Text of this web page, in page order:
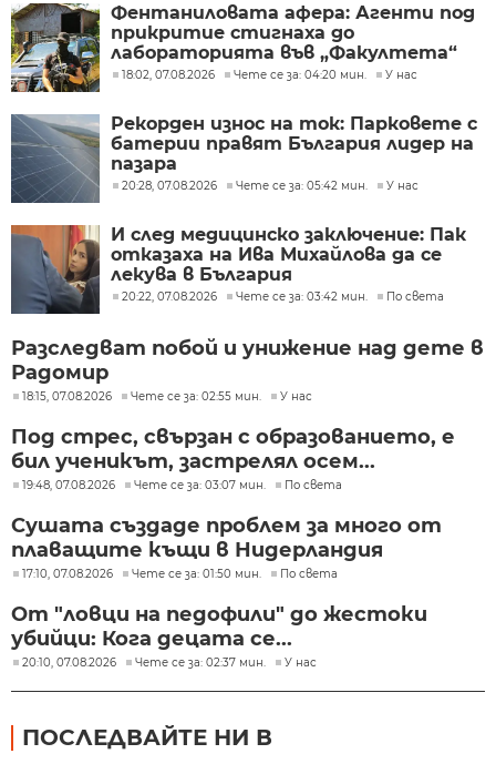
Фентаниловата афера: Агенти под
прикритие стигнаха до
лабораторията във „Факултета“
18:02, 07.08.2026 Чете се за: 04:20 мин. У нас
Рекорден износ на ток: Парковете с
батерии правят България лидер на
пазара
20:28, 07.08.2026 Чете се за: 05:42 мин. У нас
И след медицинско заключение: Пак
отказаха на Ива Михайлова да се
лекува в България
20:22, 07.08.2026 Чете се за: 03:42 мин. По света
Разследват побой и унижение над дете в
Радомир
18:15, 07.08.2026 Чете се за: 02:55 мин. У нас
Под стрес, свързан с образованието, е
бил ученикът, застрелял осем...
19:48, 07.08.2026 Чете се за: 03:07 мин. По света
Сушата създаде проблем за много от
плаващите къщи в Нидерландия
17:10, 07.08.2026 Чете се за: 01:50 мин. По света
От "ловци на педофили" до жестоки
убийци: Кога децата се...
20:10, 07.08.2026 Чете се за: 02:37 мин. У нас
ПОСЛЕДВАЙТЕ НИ В